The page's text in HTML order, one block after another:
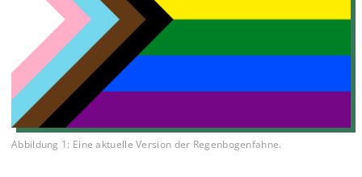
Abbildung 1: Eine aktuelle Version der Regenbogenfahne.